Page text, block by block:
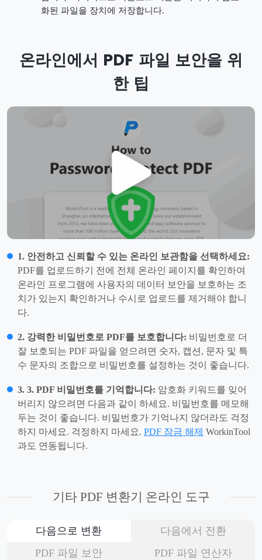
화된 파일을 장치에 저장합니다.
온라인에서 PDF 파일 보안을 위
한 팁
1. 안전하고 신뢰할 수 있는 온라인 보관함을 선택하세요:
PDF를 업로드하기 전에 전체 온라인 페이지를 확인하여
온라인 프로그램에 사용자의 데이터 보안을 보호하는 조
치가 있는지 확인하거나 수시로 업로드를 제거해야 합니
다.
2. 강력한 비밀번호로 PDF를 보호합니다: 비밀번호로 더
잘 보호되는 PDF 파일을 얻으려면 숫자, 캡션, 문자 및 특
수 문자의 조합으로 비밀번호를 설정하는 것이 좋습니다.
3. 3. PDF 비밀번호를 기억합니다: 암호화 키워드를 잊어
버리지 않으려면 다음과 같이 하세요. 비밀번호를 메모해
두는 것이 좋습니다. 비밀번호가 기억나지 않더라도 걱정
하지 마세요. 걱정하지 마세요. PDF 잠금 해제 WorkinTool
과도 연동됩니다.
기타 PDF 변환기 온라인 도구
다음으로 변환
다음에서 전환
PDF 파일 보안
PDF 파일 연산자